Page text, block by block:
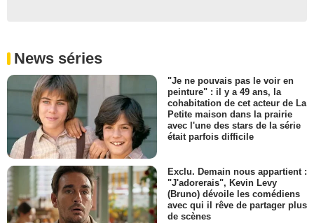
News séries
"Je ne pouvais pas le voir en
peinture" : il y a 49 ans, la
cohabitation de cet acteur de La
Petite maison dans la prairie
avec l'une des stars de la série
était parfois difficile
Exclu. Demain nous appartient :
"J'adorerais", Kevin Levy
(Bruno) dévoile les comédiens
avec qui il rêve de partager plus
de scènes